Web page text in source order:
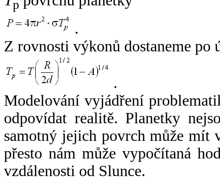
p
.
Z rovnosti výkonů dostaneme po
.
Modelování vyjádření
odpovídat realitě. Planetky
samotný jejich povrch může mít
přesto nám může vypočítaná
vzdálenosti od Slunce.